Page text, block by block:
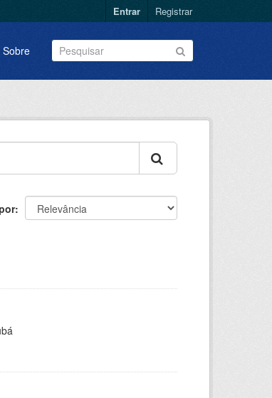
Entrar Registrar
Sobre